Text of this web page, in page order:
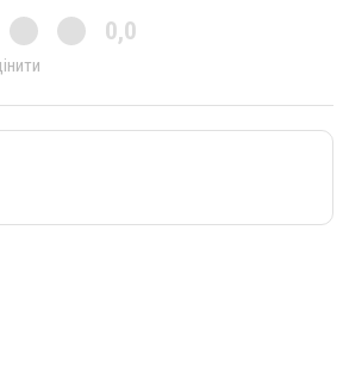
0,0